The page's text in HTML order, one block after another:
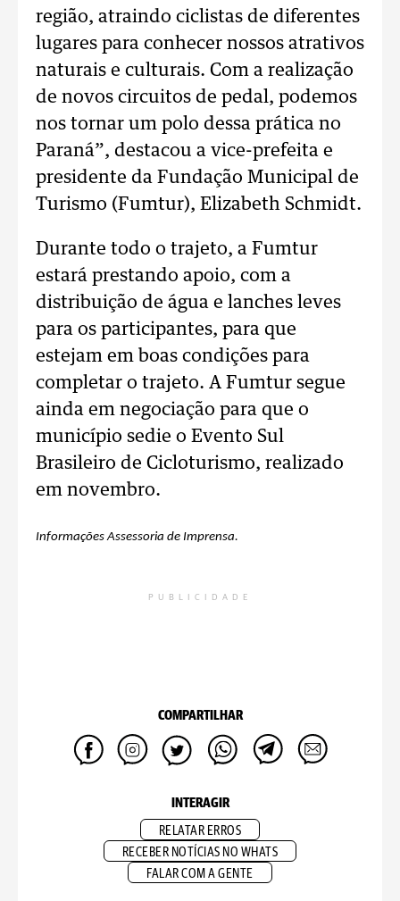
região, atraindo ciclistas de diferentes
lugares para conhecer nossos atrativos
naturais e culturais. Com a realização
de novos circuitos de pedal, podemos
nos tornar um polo dessa prática no
Paraná”, destacou a vice-prefeita e
presidente da Fundação Municipal de
Turismo (Fumtur), Elizabeth Schmidt.
Durante todo o trajeto, a Fumtur
estará prestando apoio, com a
distribuição de água e lanches leves
para os participantes, para que
estejam em boas condições para
completar o trajeto. A Fumtur segue
ainda em negociação para que o
município sedie o Evento Sul
Brasileiro de Cicloturismo, realizado
em novembro.
Informações Assessoria de Imprensa.
PUBLICIDADE
COMPARTILHAR
INTERAGIR
RELATAR ERROS
RECEBER NOTÍCIAS NO WHATS
FALAR COM A GENTE